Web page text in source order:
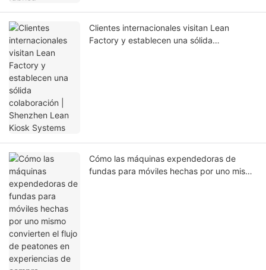
Clientes internacionales visitan Lean
Factory y establecen una sólida
Cómo las máquinas expendedoras de
fundas para móviles hechas por uno mismo